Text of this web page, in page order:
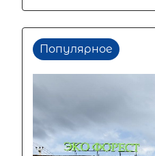
Популярное